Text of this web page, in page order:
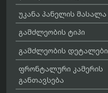
უკანა პანელის მასალა
გამძლეობის ტიპი
გამძლეობის დეტალები
ფრონტალური კამერის
განთავსება